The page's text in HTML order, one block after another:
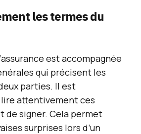
les termes du
est accompagnée
qui précisent les
parties. Il est
attentivement ces
de signer. Cela permet
surprises lors d’un